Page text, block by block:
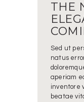
THE
Sed ut
natus
aperiam
inventore
beatae